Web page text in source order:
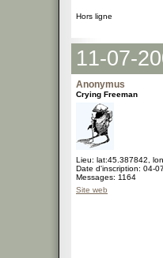
Hors ligne
11-07-
Anonymus
Crying Freeman
Lieu: lat:45.387842,
Date d'inscription: 04-
Messages: 1164
Site web